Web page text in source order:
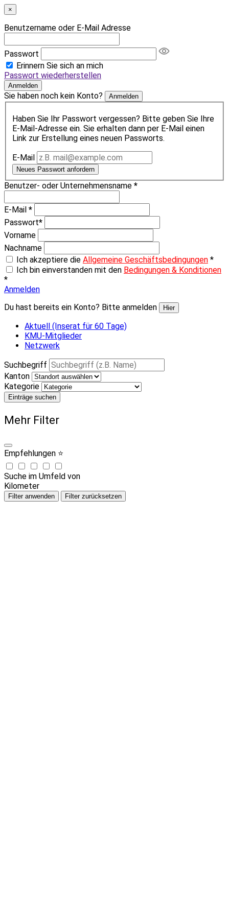
×
Benutzername oder E-Mail Adresse
Passwort
Erinnern Sie sich an mich
Passwort wiederherstellen
Anmelden
Sie haben noch kein Konto? Anmelden
Haben Sie Ihr Passwort vergessen? Bitte geben Sie Ihre
E-Mail-Adresse ein. Sie erhalten dann per E-Mail einen
Link zur Erstellung eines neuen Passworts.
E-Mail
Neues Passwort anfordern
Benutzer- oder Unternehmensname *
E-Mail *
Passwort*
Vorname
Nachname
Ich akzeptiere die Allgemeine Geschäftsbedingungen *
Ich bin einverstanden mit den Bedingungen & Konditionen
*
Anmelden
Du hast bereits ein Konto? Bitte anmelden
Hier
Aktuell (Inserat für 60 Tage)
KMU-Mitglieder
Netzwerk
Suchbegriff
Kanton
Kategorie
Einträge suchen
Mehr Filter
Empfehlungen ⭐
Suche im Umfeld von
Kilometer
Filter anwenden Filter zurücksetzen